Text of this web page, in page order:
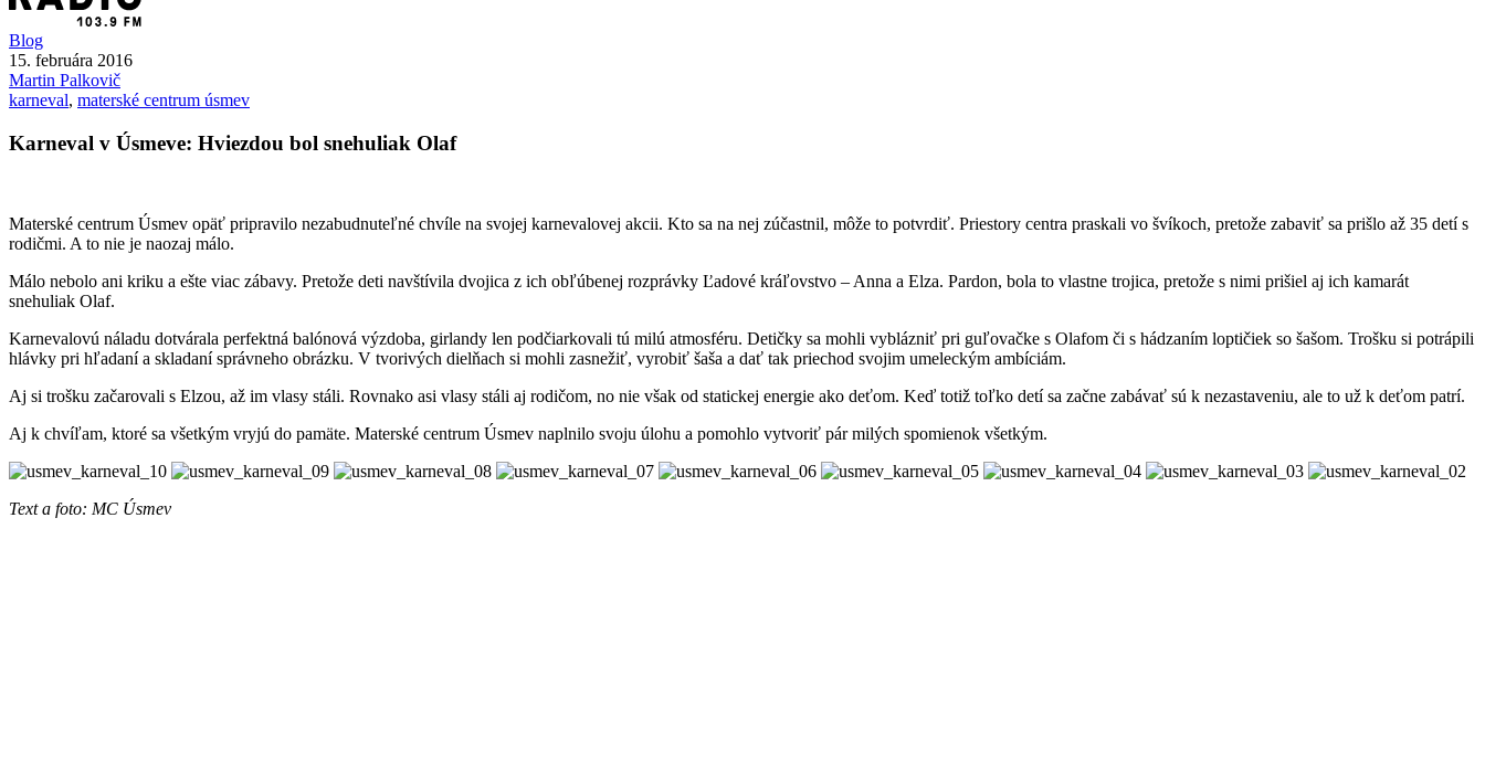
Blog
15. februára 2016
Martin Palkovič
karneval, materské centrum úsmev
Karneval v Úsmeve: Hviezdou bol snehuliak Olaf
Materské centrum Úsmev opäť pripravilo nezabudnuteľné chvíle na svojej karnevalovej akcii. Kto sa na nej zúčastnil, môže to potvrdiť. Priestory centra praskali vo švíkoch, pretože zabaviť sa prišlo až 35 detí s
rodičmi. A to nie je naozaj málo.
Málo nebolo ani kriku a ešte viac zábavy. Pretože deti navštívila dvojica z ich obľúbenej rozprávky Ľadové kráľovstvo – Anna a Elza. Pardon, bola to vlastne trojica, pretože s nimi prišiel aj ich kamarát
snehuliak Olaf.
Karnevalovú náladu dotvárala perfektná balónová výzdoba, girlandy len podčiarkovali tú milú atmosféru. Detičky sa mohli vyblázniť pri guľovačke s Olafom či s hádzaním loptičiek so šašom. Trošku si potrápili
hlávky pri hľadaní a skladaní správneho obrázku. V tvorivých dielňach si mohli zasnežiť, vyrobiť šaša a dať tak priechod svojim umeleckým ambíciám.
Aj si trošku začarovali s Elzou, až im vlasy stáli. Rovnako asi vlasy stáli aj rodičom, no nie však od statickej energie ako deťom. Keď totiž toľko detí sa začne zabávať sú k nezastaveniu, ale to už k deťom patrí.
Aj k chvíľam, ktoré sa všetkým vryjú do pamäte. Materské centrum Úsmev naplnilo svoju úlohu a pomohlo vytvoriť pár milých spomienok všetkým.
Text a foto: MC Úsmev